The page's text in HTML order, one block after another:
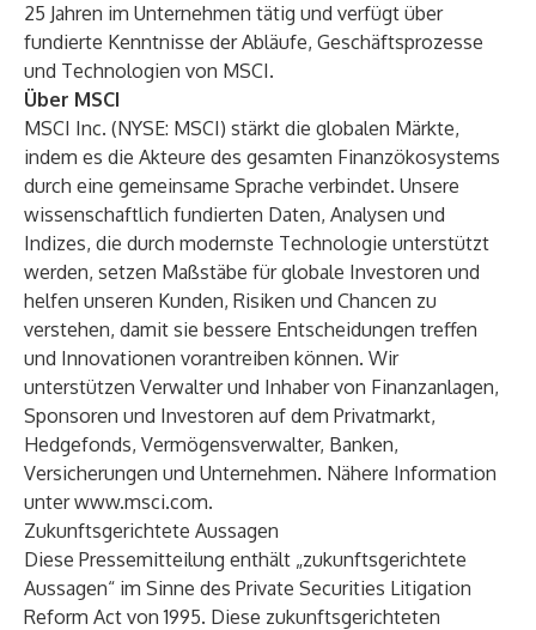
25 Jahren im Unternehmen tätig und verfügt über
fundierte Kenntnisse der Abläufe, Geschäftsprozesse
und Technologien von MSCI.
Über MSCI
MSCI Inc. (NYSE: MSCI) stärkt die globalen Märkte,
indem es die Akteure des gesamten Finanzökosystems
durch eine gemeinsame Sprache verbindet. Unsere
wissenschaftlich fundierten Daten, Analysen und
Indizes, die durch modernste Technologie unterstützt
werden, setzen Maßstäbe für globale Investoren und
helfen unseren Kunden, Risiken und Chancen zu
verstehen, damit sie bessere Entscheidungen treffen
und Innovationen vorantreiben können. Wir
unterstützen Verwalter und Inhaber von Finanzanlagen,
Sponsoren und Investoren auf dem Privatmarkt,
Hedgefonds, Vermögensverwalter, Banken,
Versicherungen und Unternehmen. Nähere Information
unterwww.msci.com.
Zukunftsgerichtete Aussagen
Diese Pressemitteilung enthält „zukunftsgerichtete
Aussagen“ im Sinne des Private Securities Litigation
Reform Act von 1995. Diese zukunftsgerichteten